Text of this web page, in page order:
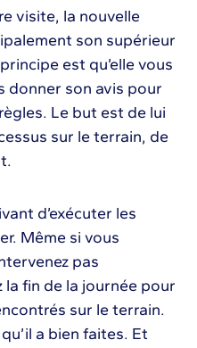
visite, la nouvelle
son supérieur
est qu’elle vous
donner son avis pour
Le but est de lui
sur le terrain, de
d’exécuter les
Même si vous
pas
fin de la journée pour
sur le terrain.
a bien faites. Et